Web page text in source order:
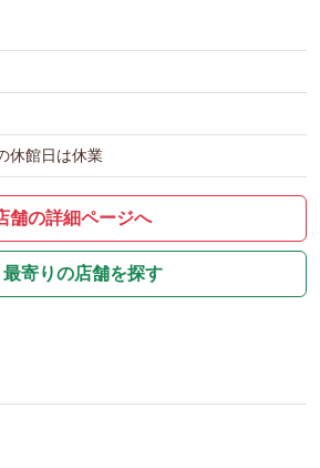
休館日は休業
舗の詳細ページへ
最寄りの店舗を探す